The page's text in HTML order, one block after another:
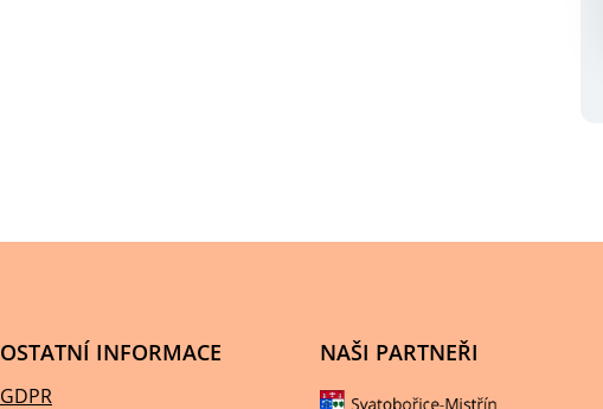
OSTATNÍ INFORMACE
GDPR
NAŠI PARTNEŘI